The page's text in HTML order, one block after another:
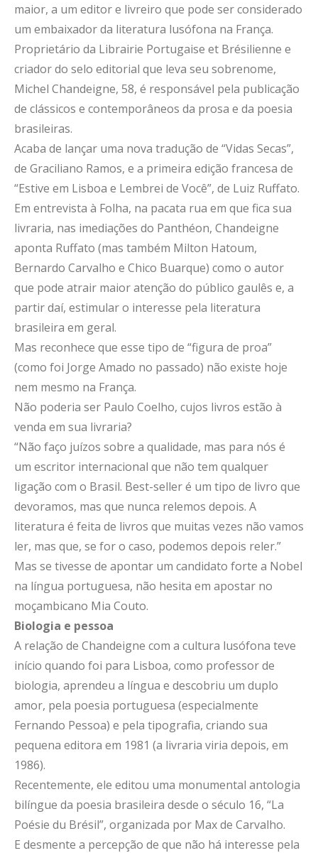
maior, a um editor e livreiro que pode ser considerado
um embaixador da literatura lusófona na França.
Proprietário da Librairie Portugaise et Brésilienne e
criador do selo editorial que leva seu sobrenome,
Michel Chandeigne, 58, é responsável pela publicação
de clássicos e contemporâneos da prosa e da poesia
brasileiras.
Acaba de lançar uma nova tradução de “Vidas Secas”,
de Graciliano Ramos, e a primeira edição francesa de
“Estive em Lisboa e Lembrei de Você”, de Luiz Ruffato.
Em entrevista à Folha, na pacata rua em que fica sua
livraria, nas imediações do Panthéon, Chandeigne
aponta Ruffato (mas também Milton Hatoum,
Bernardo Carvalho e Chico Buarque) como o autor
que pode atrair maior atenção do público gaulês e, a
partir daí, estimular o interesse pela literatura
brasileira em geral.
Mas reconhece que esse tipo de “figura de proa”
(como foi Jorge Amado no passado) não existe hoje
nem mesmo na França.
Não poderia ser Paulo Coelho, cujos livros estão à
venda em sua livraria?
“Não faço juízos sobre a qualidade, mas para nós é
um escritor internacional que não tem qualquer
ligação com o Brasil. Best-seller é um tipo de livro que
devoramos, mas que nunca relemos depois. A
literatura é feita de livros que muitas vezes não vamos
ler, mas que, se for o caso, podemos depois reler.”
Mas se tivesse de apontar um candidato forte a Nobel
na língua portuguesa, não hesita em apostar no
moçambicano Mia Couto.
Biologia e pessoa
A relação de Chandeigne com a cultura lusófona teve
início quando foi para Lisboa, como professor de
biologia, aprendeu a língua e descobriu um duplo
amor, pela poesia portuguesa (especialmente
Fernando Pessoa) e pela tipografia, criando sua
pequena editora em 1981 (a livraria viria depois, em
1986).
Recentemente, ele editou uma monumental antologia
bilíngue da poesia brasileira desde o século 16, “La
Poésie du Brésil”, organizada por Max de Carvalho.
E desmente a percepção de que não há interesse pela